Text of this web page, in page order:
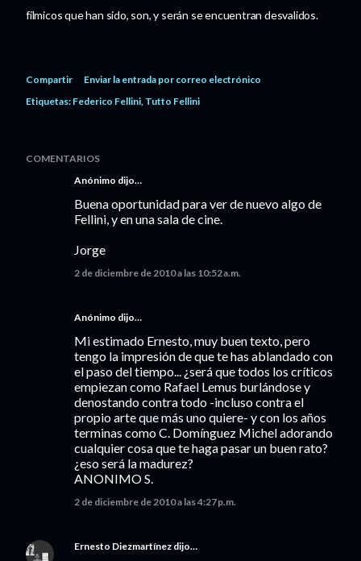
fílmicos que han sido, son, y serán se encuentran desvalidos.
Compartir
Enviar la entrada por correo electrónico
Etiquetas: Federico Fellini Tutto Fellini
COMENTARIOS
Anónimo dijo…
Buena oportunidad para ver de nuevo algo de
Fellini, y en una sala de cine.
Jorge
2 de diciembre de 2010 a las 10:52 a.m.
Anónimo dijo…
Mi estimado Ernesto, muy buen texto, pero
tengo la impresión de que te has ablandado con
el paso del tiempo... ¿será que todos los críticos
empiezan como Rafael Lemus burlándose y
denostando contra todo -incluso contra el
propio arte que más uno quiere- y con los años
terminas como C. Domínguez Michel adorando
cualquier cosa que te haga pasar un buen rato?
¿eso será la madurez?
ANONIMO S.
2 de diciembre de 2010 a las 4:27 p.m.
Ernesto Diezmartínez dijo…